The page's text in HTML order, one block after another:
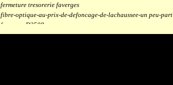
fermeture tresorerie faverges
fibre-optique-au-prix-de-defoncage-de-lachaussee-un peu-part
faverges-D2508
staubli